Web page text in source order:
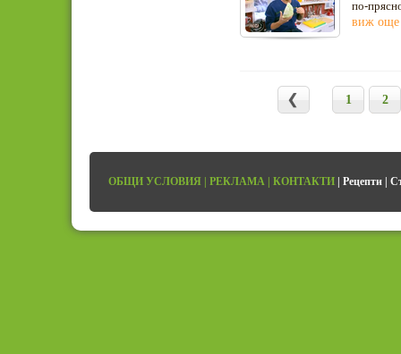
по-
виж още
1 2
ОБЩИ УСЛОВИЯ РЕКЛАМА КОНТАКТИ Рецепти